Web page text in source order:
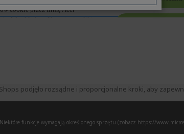
podjęło rozsądne i proporcjonalne kroki, aby
funkcje wymagają określonego sprzętu (zobacz https://